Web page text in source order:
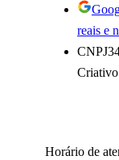
reais e
CNPJ
Criativo
Horário de